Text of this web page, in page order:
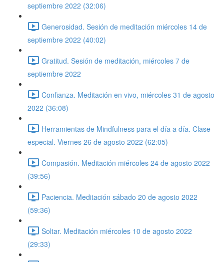
septiembre 2022 (32:06)
Generosidad. Sesión de meditación miércoles 14 de
septiembre 2022 (40:02)
Gratitud. Sesión de meditación, miércoles 7 de
septiembre 2022
Confianza. Meditación en vivo, miércoles 31 de agosto
2022 (36:08)
Herramientas de Mindfulness para el día a día. Clase
especial. Viernes 26 de agosto 2022 (62:05)
Compasión. Meditación miércoles 24 de agosto 2022
(39:56)
Paciencia. Meditación sábado 20 de agosto 2022
(59:36)
Soltar. Meditación miércoles 10 de agosto 2022
(29:33)